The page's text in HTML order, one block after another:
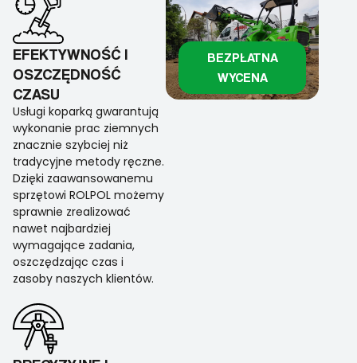
EFEKTYWNOŚĆ I
OSZCZĘDNOŚĆ
CZASU
Usługi koparką gwarantują
wykonanie prac ziemnych
znacznie szybciej niż
tradycyjne metody ręczne.
Dzięki zaawansowanemu
sprzętowi ROLPOL możemy
sprawnie zrealizować
nawet najbardziej
wymagające zadania,
oszczędzając czas i
zasoby naszych klientów.
BEZPŁATNA
WYCENA